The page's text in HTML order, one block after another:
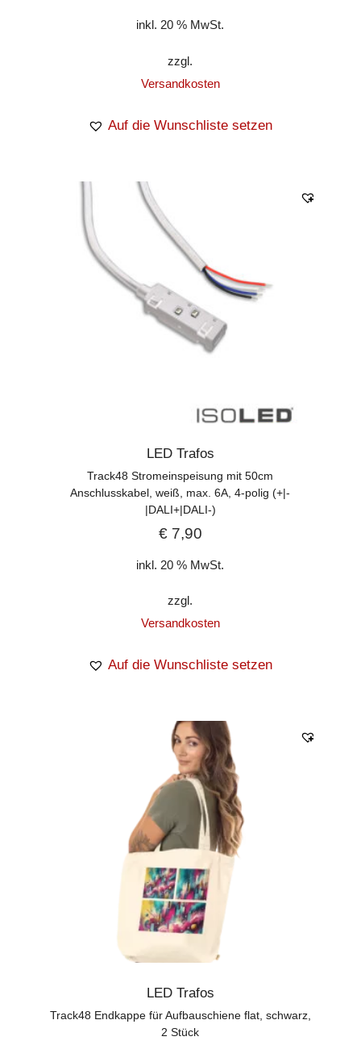
inkl. 20 % MwSt.
zzgl.
Versandkosten
Auf die Wunschliste setzen
LED Trafos
Track48 Stromeinspeisung mit 50cm
Anschlusskabel, weiß, max. 6A, 4-polig (+|-
|DALI+|DALI-)
€7,90
inkl. 20 % MwSt.
zzgl.
Versandkosten
Auf die Wunschliste setzen
LED Trafos
Track48 Endkappe für Aufbauschiene flat, schwarz,
2 Stück